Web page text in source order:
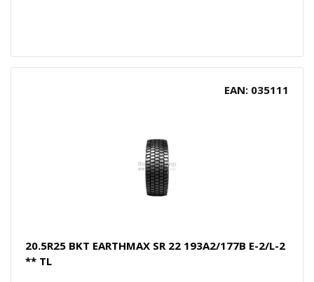
EAN: 035111
20.5R25 BKT EARTHMAX SR 22 193A2/177B E-2/L-2
** TL